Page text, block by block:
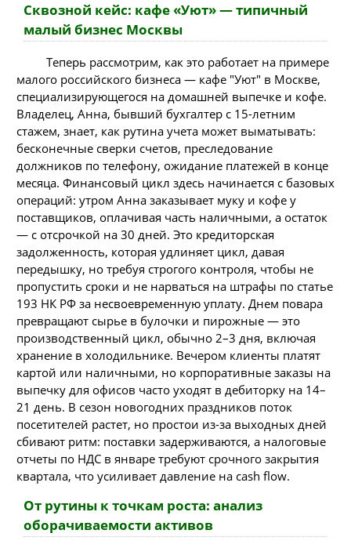
Сквозной кейс: кафе «Уют» — типичный
малый бизнес Москвы
Теперь рассмотрим, как это работает на примере
малого российского бизнеса — кафе "Уют" в Москве,
специализирующегося на домашней выпечке и кофе.
Владелец, Анна, бывший бухгалтер с 15-летним
стажем, знает, как рутина учета может выматывать:
бесконечные сверки счетов, преследование
должников по телефону, ожидание платежей в конце
месяца. Финансовый цикл здесь начинается с базовых
операций: утром Анна заказывает муку и кофе у
поставщиков, оплачивая часть наличными, а остаток
— с отсрочкой на 30 дней. Это кредиторская
задолженность, которая удлиняет цикл, давая
передышку, но требуя строгого контроля, чтобы не
пропустить сроки и не нарваться на штрафы по статье
193 НК РФ за несвоевременную уплату. Днем повара
превращают сырье в булочки и пирожные — это
производственный цикл, обычно 2–3 дня, включая
хранение в холодильнике. Вечером клиенты платят
картой или наличными, но корпоративные заказы на
выпечку для офисов часто уходят в дебиторку на 14–
21 день. В сезон новогодних праздников поток
посетителей растет, но простои из-за выходных дней
сбивают ритм: поставки задерживаются, а налоговые
отчеты по НДС в январе требуют срочного закрытия
квартала, что усиливает давление на cash flow.
От рутины к точкам роста: анализ
оборачиваемости активов